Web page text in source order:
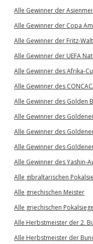
Alle Gewinner der
Alle Gewinner der Copa
Alle Gewinner der Fritz-
Alle Gewinner der UEFA
Alle Gewinner des Afrika-
Alle Gewinner des
Alle Gewinner des Golden
Alle Gewinner des
Alle Gewinner des
Alle Gewinner des
Alle Gewinner des Yashin-
Alle gibraltarischen
Alle griechischen Meister
Alle griechischen
Alle Herbstmeister der 2.
Alle Herbstmeister der